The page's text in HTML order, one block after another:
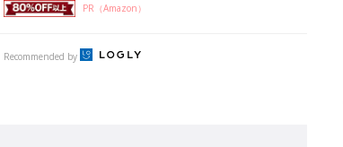
お金・手続き
出産費用やもらえるお金・必要な手続きを知ろ